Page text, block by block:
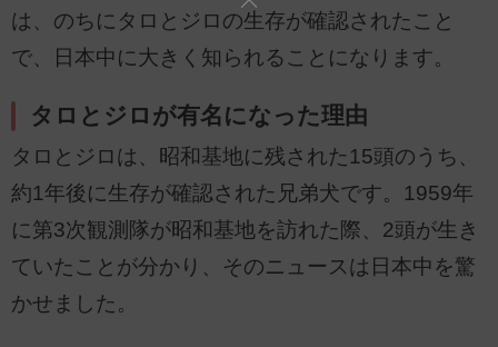
は、のちにタロとジロの生存が確認されたこと
で、日本中に大きく知られることになります。
タロとジロが有名になった理由
タロとジロは、昭和基地に残された15頭のうち、
約1年後に生存が確認された兄弟犬です。1959年
に第3次観測隊が昭和基地を訪れた際、2頭が生き
ていたことが分かり、そのニュースは日本中を驚
かせました。